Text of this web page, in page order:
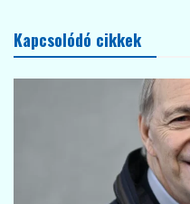
Kapcsolódó cikkek